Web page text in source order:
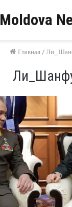
Moldova
Главная /